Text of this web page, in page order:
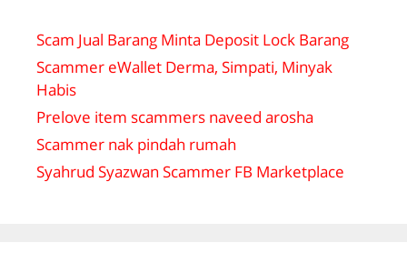
Scam Jual Barang Minta Deposit Lock Barang
Scammer eWallet Derma, Simpati, Minyak
Habis
Prelove item scammers naveed arosha
Scammer nak pindah rumah
Syahrud Syazwan Scammer FB Marketplace